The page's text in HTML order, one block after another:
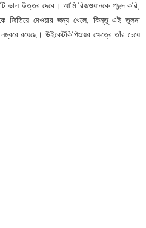
ভাল উত্তর দেবে। আমি রিজওয়ানকে পছন্দ করি,
জিতিয়ে দেওয়ার জন্য খেলে, কিন্তু এই তুলনা
রয়েছে। উইকেটকিপিংয়ের ক্ষেত্রে তাঁর চেয়ে